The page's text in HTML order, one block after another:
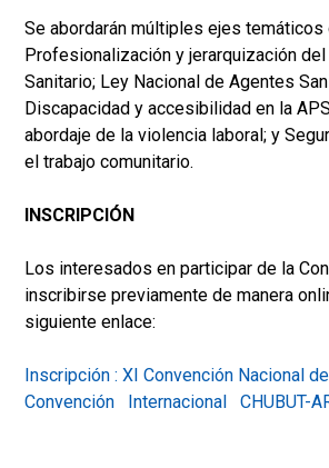
Se abordarán múltiples ejes temáticos
Profesionalización y jerarquización
Sanitario; Ley Nacional de Agentes
Discapacidad y accesibilidad en la
abordaje de la violencia laboral; y
el trabajo comunitario.
INSCRIPCIÓN
Los interesados en participar de la
inscribirse previamente de manera
siguiente enlace:
Inscripción : XI Convención Nacional
Convención Internacional CHUBUT-